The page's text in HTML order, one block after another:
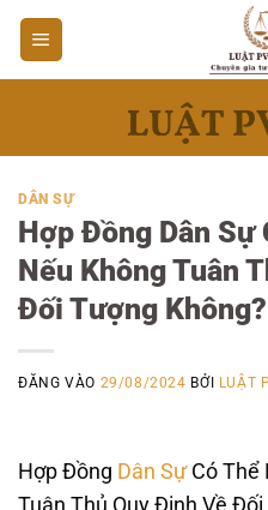
Bỏ
qua
nội
DÂN SỰ
Hợp Đồng Dân Sự
Nếu Không Tuân
Đối Tượng Không?
ĐĂNG VÀO 29/08/2024 BỞI LUẬT
Hợp Đồng Dân SựCó Thể
Tuân Thủ Quy Định Về